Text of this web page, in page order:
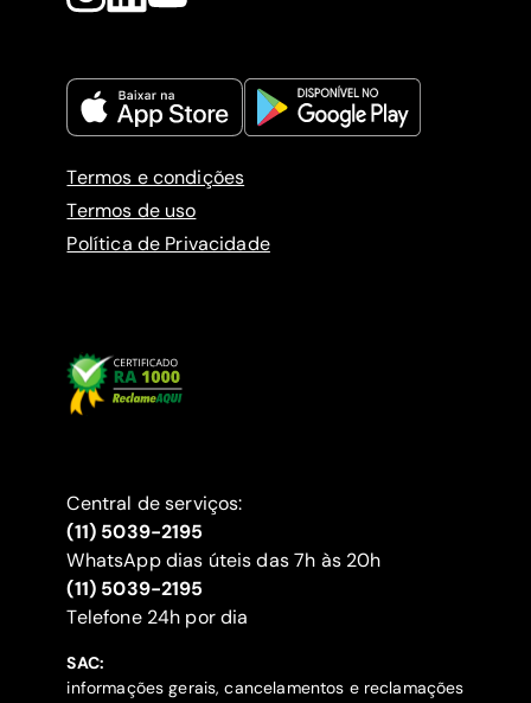
Termos e condições
Termos de uso
Política de Privacidade
Central de serviços:
(11) 5039-2195
WhatsApp dias úteis das 7h às 20h
(11) 5039-2195
‍Telefone 24h por dia
SAC:
informações gerais, cancelamentos e reclamações